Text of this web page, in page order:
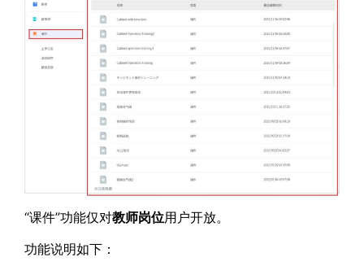
“课件”功能仅对教师岗位用户开放。
功能说明如下：